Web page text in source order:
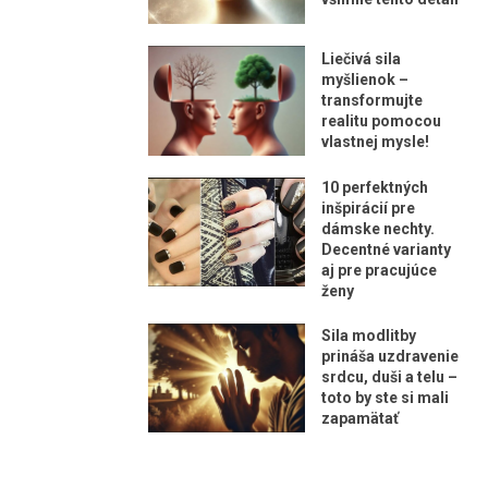
Liečivá sila
myšlienok –
transformujte
realitu pomocou
vlastnej mysle!
10 perfektných
inšpirácií pre
dámske nechty.
Decentné varianty
aj pre pracujúce
ženy
Sila modlitby
prináša uzdravenie
srdcu, duši a telu –
toto by ste si mali
zapamätať